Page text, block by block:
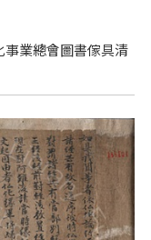
業總會圖書傢具清